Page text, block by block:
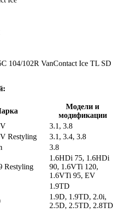
104/102R VanContact Ice TL SD
Модели и
модификации
3.1, 3.8
Restyling
3.1, 3.4, 3.8
3.8
Restyling
1.6HDi 75, 1.6HDi
90, 1.6VTi 120,
1.6VTi 95, EV
1.9TD
1.9D, 1.9TD, 2.0i,
2.5D, 2.5TD, 2.8TD